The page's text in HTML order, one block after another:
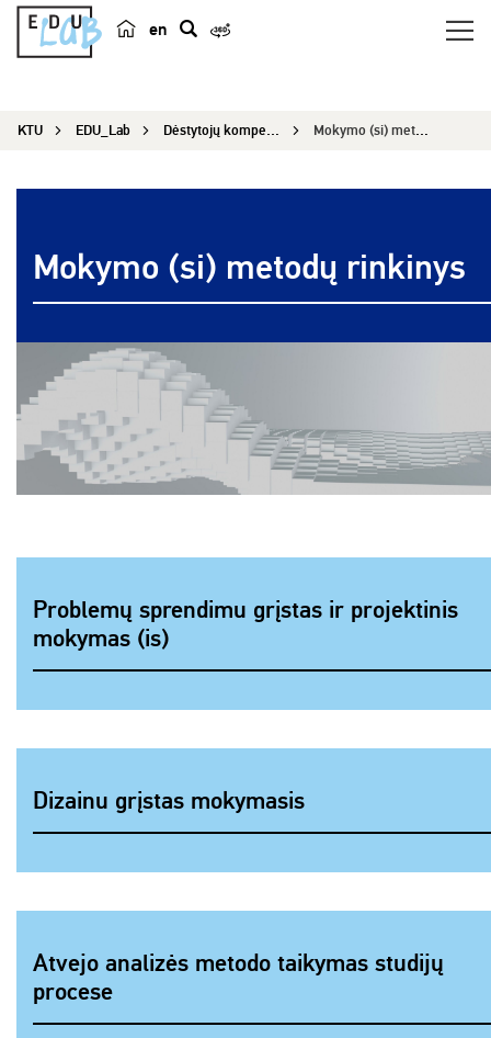
en
e
k
KTU EDU_Lab Dėstytojų kompetencijų tobulinimas Mokymo (si) metodų rinkinys
Mokymo (si) metodų rinkinys
Problemų sprendimu grįstas ir projektinis
mokymas (is)
Dizainu grįstas mokymasis
Atvejo analizės metodo taikymas studijų
procese